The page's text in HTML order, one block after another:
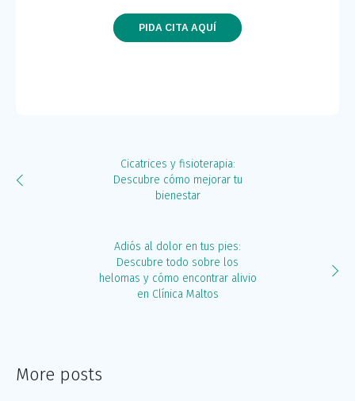
PIDA CITA AQUÍ
Cicatrices y fisioterapia:
Descubre cómo mejorar tu
bienestar
Adiós al dolor en tus pies:
Descubre todo sobre los
helomas y cómo encontrar alivio
en Clínica Maltos
More posts